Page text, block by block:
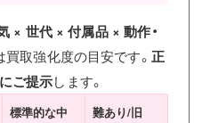
× 世代 × 付属品 × 動作・
取強化度の目安です。 正
ご提示します。
標準的な中
難あり/旧